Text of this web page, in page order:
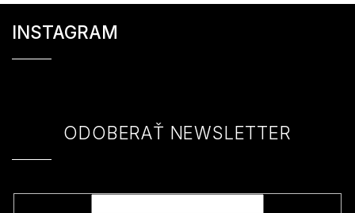
INSTAGRAM
ODOBERAŤ NEWSLETTER